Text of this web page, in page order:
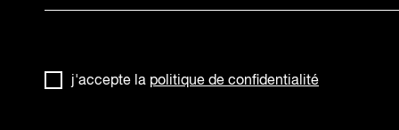
j'accepte la politique de confidentialité